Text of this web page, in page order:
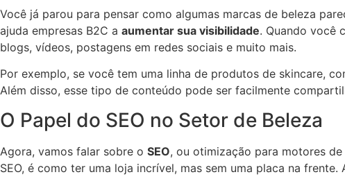
Você já parou para pensar como algumas marcas de beleza
ajuda empresas B2C a aumentar sua visibilidade. Quando você
blogs, vídeos, postagens em redes sociais e muito mais.
Por exemplo, se você tem uma linha de produtos de skincare,
Além disso, esse tipo de conteúdo pode ser facilmente
O Papel do SEO no Setor de Beleza
Agora, vamos falar sobre o SEO, ou otimização para motores
SEO, é como ter uma loja incrível, mas sem uma placa na